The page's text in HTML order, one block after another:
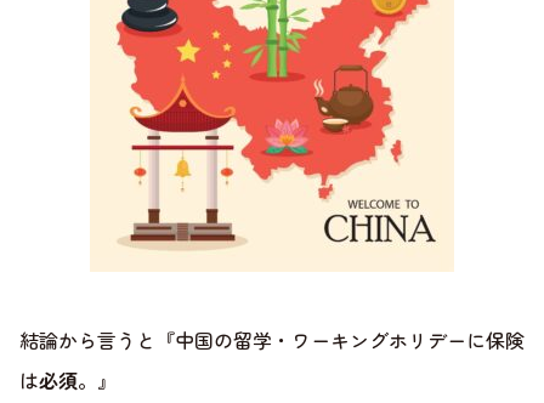
結論から言うと『中国の留学・ワーキングホリデーに保険
は必須。』